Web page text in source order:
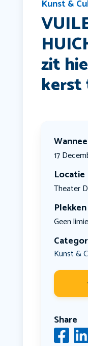
Kunst &
zit
kerst
17
Locatie
Theater
Plekken
Geen
Kunst &
Share